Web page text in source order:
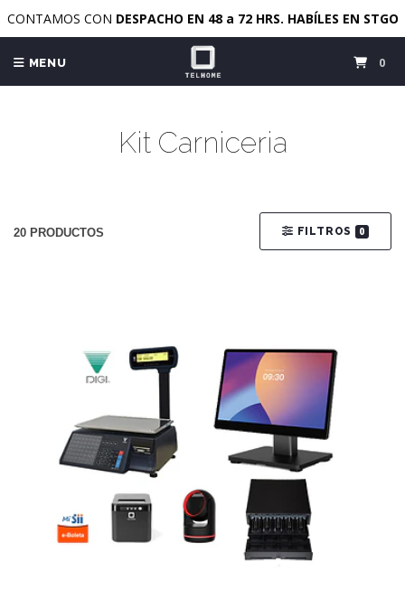
CONTAMOS CON DESPACHO EN 48 a 72 HRS. HABÍLES EN STGO
MENU 0
Kit Carniceria
20 PRODUCTOS FILTROS 0